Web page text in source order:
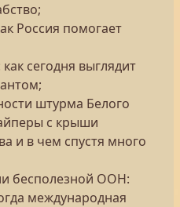
Россия помогает
сегодня выглядит
штурма Белого
с крыши
и в чем спустя много
бесполезной ООН:
международная